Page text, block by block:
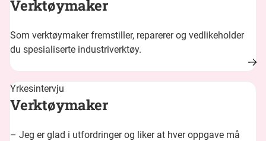
Verktøymaker
Som verktøymaker fremstiller, reparerer og vedlikeholder
du spesialiserte industriverktøy.
Yrkesintervju
Verktøymaker
– Jeg er glad i utfordringer og liker at hver oppgave må